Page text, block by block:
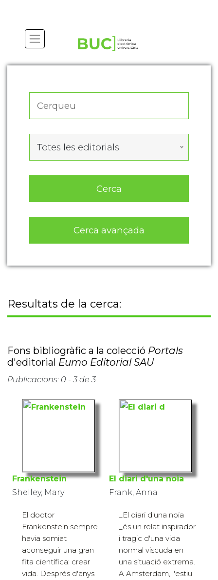
Totes les editorials
Cerca
Cerca avançada
Resultats de la cerca:
Fons bibliogràfic a la colecció Portals
d'editorial Eumo Editorial SAU
Publicacions: 0 - 3 de 3
Frankenstein
Shelley, Mary
El doctor
Frankenstein sempre
havia somiat
aconseguir una gran
fita científica: crear
vida. Després d'anys
El diari d'una noia
Frank, Anna
_El diari d'una noia
_és un relat inspirador
i tragic d'una vida
normal viscuda en
una situació extrema.
A Amsterdam, l'estiu